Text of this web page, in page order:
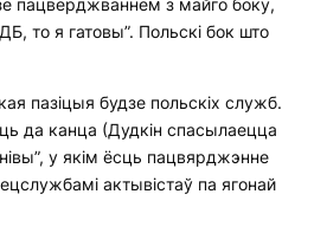
пацверджваннем з майго боку,
то я гатовы”. Польскі бок што
пазіцыя будзе польскіх служб.
да канца (Дудкін спасылаецца
у якім ёсць пацвярджэнне
актывістаў па ягонай